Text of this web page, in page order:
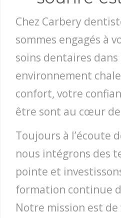
Chez Carbery
sommes engagés à
soins dentaires dans
environnement
confort, votre
être sont au cœur
Toujours à l’écoute
nous intégrons des
pointe et
formation continue
Notre mission est